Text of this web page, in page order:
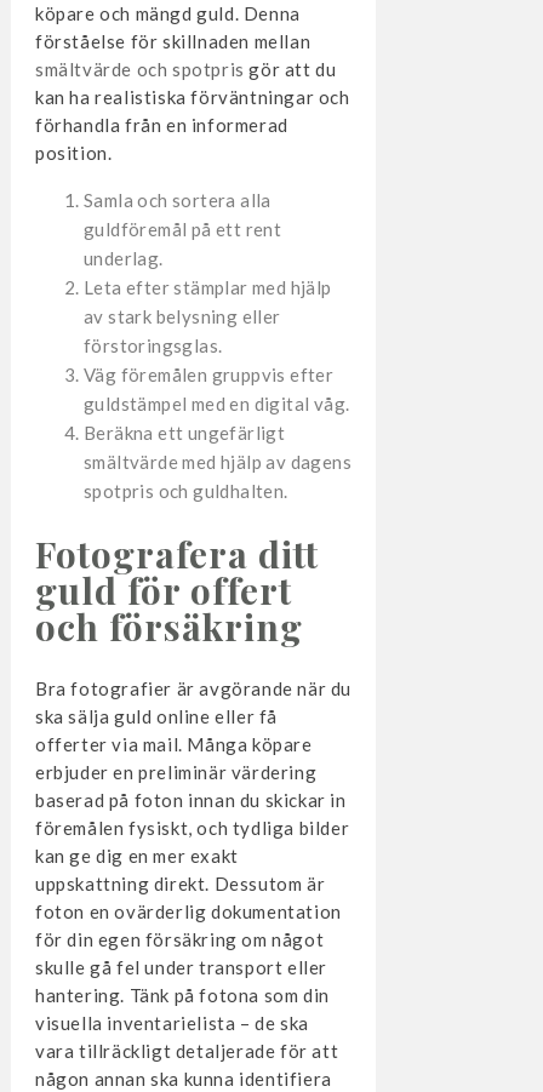
köpare och mängd guld. Denna
förståelse för skillnaden mellan
smältvärde och spotpris gör att du
kan ha realistiska förväntningar och
förhandla från en informerad
position.
Samla och sortera alla
guldföremål på ett rent
underlag.
Leta efter stämplar med hjälp
av stark belysning eller
förstoringsglas.
Väg föremålen gruppvis efter
guldstämpel med en digital våg.
Beräkna ett ungefärligt
smältvärde med hjälp av dagens
spotpris och guldhalten.
Fotografera ditt
guld för offert
och försäkring
Bra fotografier är avgörande när du
ska sälja guld online eller få
offerter via mail. Många köpare
erbjuder en preliminär värdering
baserad på foton innan du skickar in
föremålen fysiskt, och tydliga bilder
kan ge dig en mer exakt
uppskattning direkt. Dessutom är
foton en ovärderlig dokumentation
för din egen försäkring om något
skulle gå fel under transport eller
hantering. Tänk på fotona som din
visuella inventarielista – de ska
vara tillräckligt detaljerade för att
någon annan ska kunna identifiera